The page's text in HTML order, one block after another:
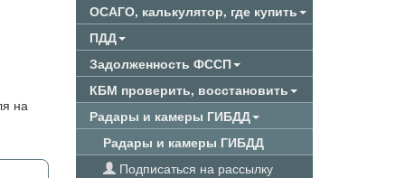
на
ОСАГО, калькулятор, где купить
ПДД
Задолженность ФССП
КБМ проверить, восстановить
Радары и камеры ГИБДД
Радары и камеры ГИБДД
Подписаться на рассылку